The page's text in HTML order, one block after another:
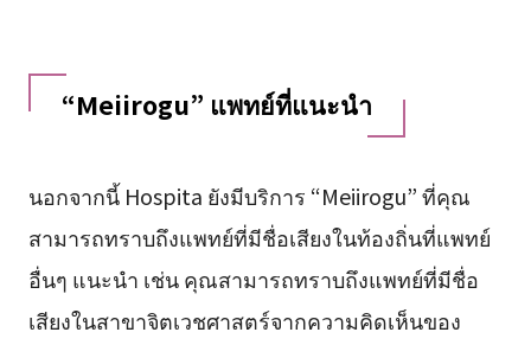
“Meiirogu” แพทย์ที่แนะนำ
นอกจากนี้ Hospita ยังมีบริการ “Meiirogu” ที่คุณ
สามารถทราบถึงแพทย์ที่มีชื่อเสียงในท้องถิ่นที่แพทย์
อื่นๆ แนะนำ เช่น คุณสามารถทราบถึงแพทย์ที่มีชื่อ
เสียงในสาขาจิตเวชศาสตร์จากความคิดเห็นของ